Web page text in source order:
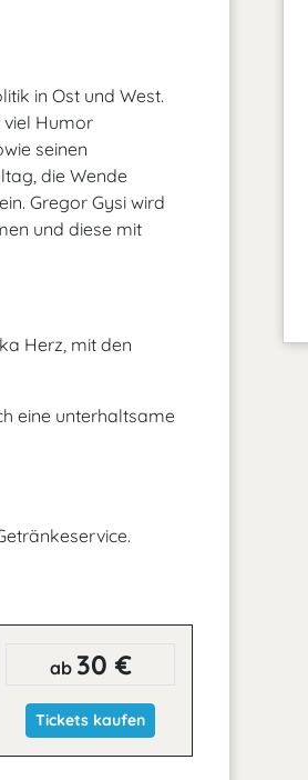
in Ost und West.
viel Humor
seinen
die Wende
Gregor Gysi wird
und diese mit
Herz, mit den
eine unterhaltsame
ab 30 €
Tickets kaufen